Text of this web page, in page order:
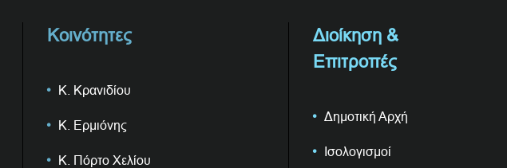
Κοινότητες
Κ. Κρανιδίου
Κ. Ερμιόνης
Κ. Πόρτο Χελίου
Διοίκηση &
Επιτροπές
Δημοτική Αρχή
Ισολογισμοί